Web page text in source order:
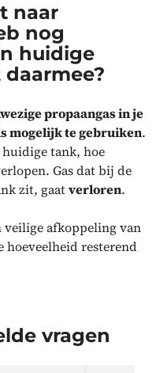
naar
nog
huidige
propaangas in je
mogelijk te gebruiken.
tank, hoe
Gas dat bij de
zit, gaatverloren.
veilige afkoppeling van
hoeveelheid resterend
vragen